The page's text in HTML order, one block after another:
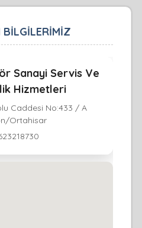
Sanayi Servis Ve
Hizmetleri
Caddesi No:433 / A
Ortahisar